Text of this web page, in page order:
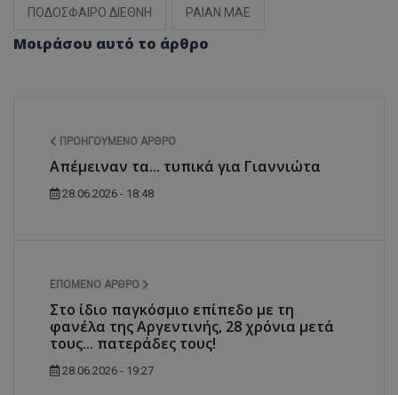
ΠΟΔΟΣΦΑΙΡΟ ΔΙΕΘΝΗ ΡΑΙΑΝ ΜΑΕ
Μοιράσου αυτό το άρθρο
ΠΡΟΗΓΟΎΜΕΝΟ ΆΡΘΡΟ
Απέμειναν τα... τυπικά για Γιαννιώτα
28.06.2026 - 18:48
ΕΠΌΜΕΝΟ ΆΡΘΡΟ
Στο ίδιο παγκόσμιο επίπεδο με τη
φανέλα της Αργεντινής, 28 χρόνια μετά
τους... πατεράδες τους!
28.06.2026 - 19:27